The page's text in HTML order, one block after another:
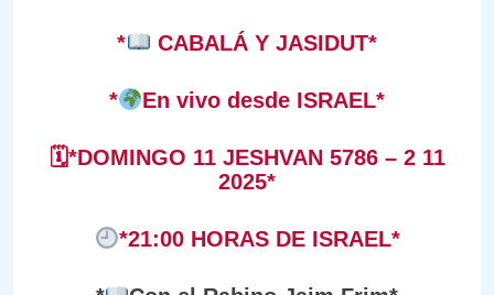
* CABALÁ Y JASIDUT*
* En vivo desde ISRAEL*
🗓*DOMINGO 11 JESHVAN 5786 – 2 11
2025*
*21:00 HORAS DE ISRAEL*